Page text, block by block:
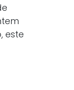
este